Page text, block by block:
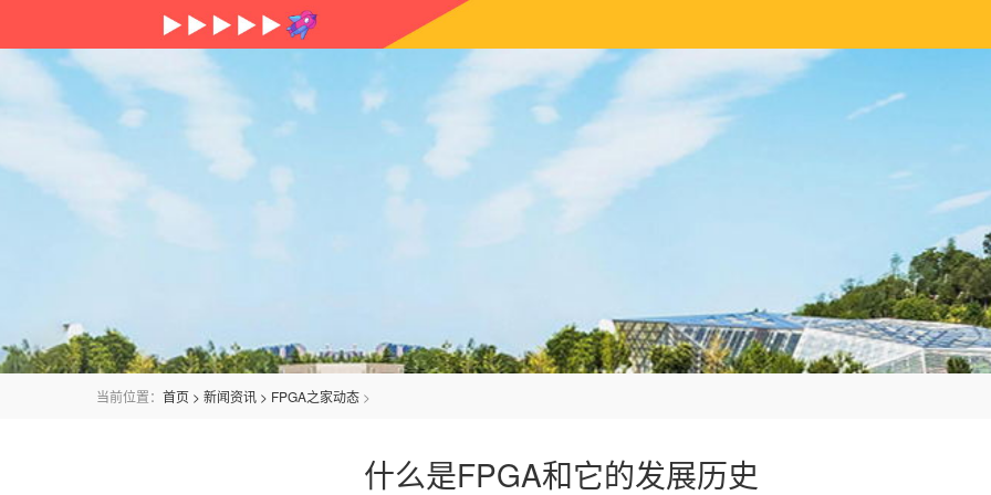
当前位置： 首页 > 新闻资讯 > FPGA之家动态 >
什么是FPGA和它的发展历史